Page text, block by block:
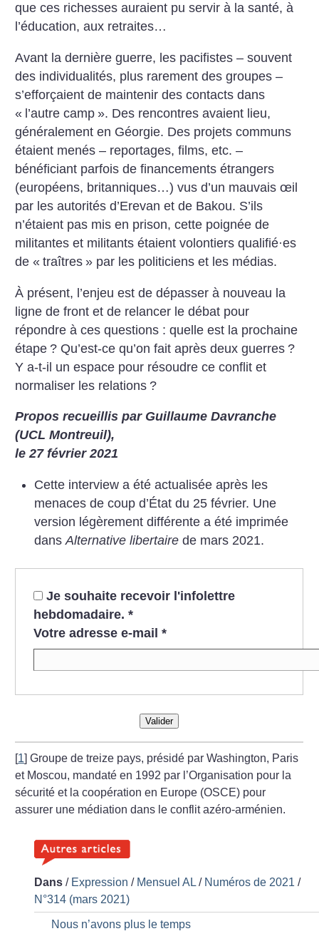
que ces richesses auraient pu servir à la santé, à
l’éducation, aux retraites…
Avant la dernière guerre, les pacifistes – souvent
des individualités, plus rarement des groupes –
s’efforçaient de maintenir des contacts dans
« l’autre camp ». Des rencontres avaient lieu,
généralement en Géorgie. Des projets communs
étaient menés – reportages, films, etc. –
bénéficiant parfois de financements étrangers
(européens, britanniques…) vus d’un mauvais œil
par les autorités d’Erevan et de Bakou. S’ils
n’étaient pas mis en prison, cette poignée de
militantes et militants étaient volontiers qualifié·es
de « traîtres » par les politiciens et les médias.
À présent, l’enjeu est de dépasser à nouveau la
ligne de front et de relancer le débat pour
répondre à ces questions : quelle est la prochaine
étape ? Qu’est-ce qu’on fait après deux guerres ?
Y a-t-il un espace pour résoudre ce conflit et
normaliser les relations ?
Propos recueillis par Guillaume Davranche
(UCL Montreuil),
le 27 février 2021
Cette interview a été actualisée après les
menaces de coup d’État du 25 février. Une
version légèrement différente a été imprimée
dans Alternative libertairede mars 2021.
Je souhaite recevoir l'infolettre
hebdomadaire. *
Votre adresse e-mail *
Valider
[1]Groupe de treize pays, présidé par Washington, Paris
et Moscou, mandaté en 1992 par l’Organisation pour la
sécurité et la coopération en Europe (OSCE) pour
assurer une médiation dans le conflit azéro-arménien.
Dans / Expression / Mensuel AL / Numéros de 2021 /
N°314 (mars 2021)
Nous n’avons plus le temps